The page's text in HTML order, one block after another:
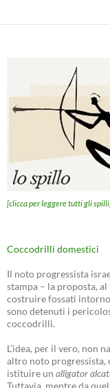
[clicca per leggere tutti gli
Coccodrilli domestici
Il noto progressista
stampa – la proposta, al
costruire fossati
sono detenuti i
coccodrilli.
L’idea, per il vero, non
altro noto progressista,
istituire un alligator
Tuttavia, mentre da